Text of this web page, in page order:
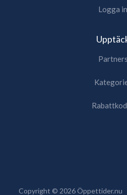
Logga in
Partners
Copyright © 2026Öppettider.nu